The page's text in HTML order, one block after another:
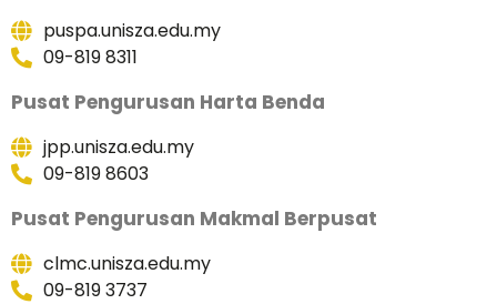
puspa.unisza.edu.my
09-819 8311
Pusat Pengurusan Harta Benda
jpp.unisza.edu.my
09-819 8603
Pusat Pengurusan Makmal Berpusat
clmc.unisza.edu.my
09-819 3737